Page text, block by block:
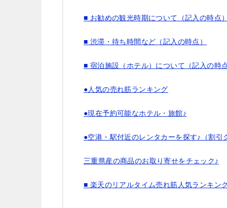
■ お勧めの観光時期について（記入の時点）
■ 渋滞・待ち時間など（記入の時点）
■ 宿泊施設（ホテル）について（記入の時点
●人気の売れ筋ランキング
●現在予約可能なホテル・旅館♪
●空港・駅付近のレンタカーを探す♪（割引
三重県産の商品のお取り寄せをチェック♪
■ 楽天のリアルタイム売れ筋人気ランキン